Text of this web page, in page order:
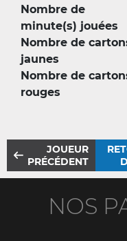
Nombre de
minute(s) jouées
Nombre de
jaunes
Nombre de
rouges
JOUEUR
PRÉCÉDENT
NOS